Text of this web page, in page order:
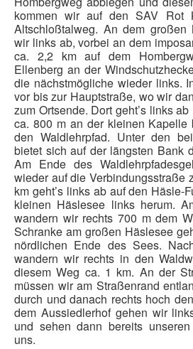
Ansprechpartner
Suchen
...
kommen wir auf den SAV Rot
Altschloßtalweg. An dem großen
wir links ab, vorbei an dem
ca. 2,2 km auf dem
Ellenberg an der
die nächstmögliche wieder links.
vor bis zur Hauptstraße, wo wir
zum Ortsende. Dort geht’s links
ca. 800 m an der kleinen
den Waldlehrpfad. Unter den
bietet sich auf der längsten Bank
Am Ende des
wieder auf die Verbindungsstraße
km geht’s links ab auf den Häsle-
kleinen Häslesee links herum.
wandern wir rechts 700 m dem
Schranke am großen Häslesee
nördlichen Ende des Sees.
wandern wir rechts in den
diesem Weg ca. 1 km. An der
müssen wir am Straßenrand
durch und danach rechts hoch
dem Aussiedlerhof gehen wir
und sehen dann bereits
uns.